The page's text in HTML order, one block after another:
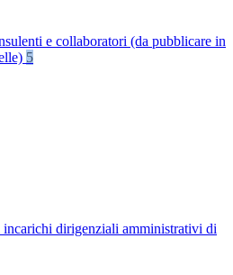
e collaboratori (da pubblicare in
5
dirigenziali amministrativi di